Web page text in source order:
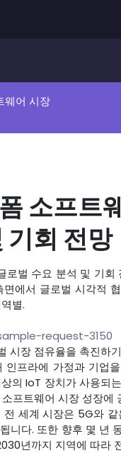
웨어 시장
소프트
기회 전망
로벌 수요 분석 및 기
에서 글로벌 시각적
별.
request-3150
시장 점유율을 촉진하
프라에 가정과 기업
의 IoT 장치가 사용되
프트웨어 시장 성장에
세계 시장은 5G와
니다. 또한 향후 몇 년
년까지 지역에 따라